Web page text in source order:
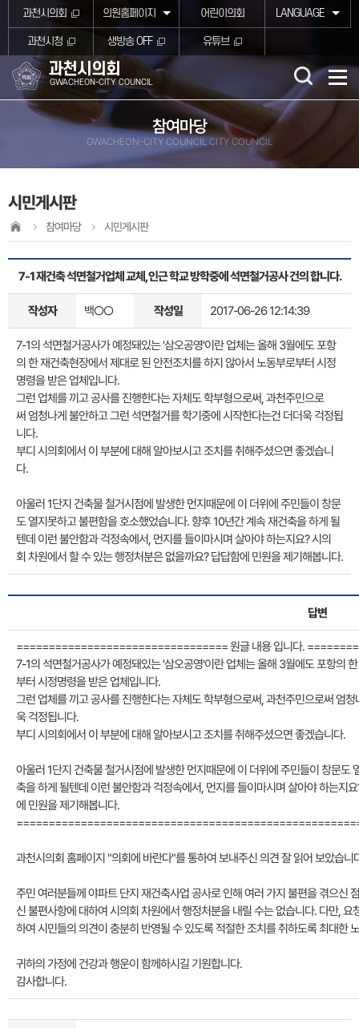
본문바로가기
과천시의회 의원홈페이지 어린이의회 LANGUAGE
과천시청 생방송 OFF 유튜브
과천시의회
GWACHEON-CITY COUNCIL
참여마당
GWACHEON-CITY COUNCIL CITY COUNCIL
시민게시판
참여마당 시민게시판
7-1 재건축 석면철거업체 교체, 인근 학교 방학중에 석면철거공사 건의 합니다.
작성자 백○○ 작성일 2017-06-26 12:14:39
7-1의 석면철거공사가 예정돼있는 '삼오공영'이란 업체는 올해 3월에도 포항
의 한 재건축현장에서 제대로 된 안전조치를 하지 않아서 노동부로부터 시정
명령을 받은 업체입니다.
그런 업체를 끼고 공사를 진행한다는 자체도 학부형으로써, 과천주민으로
써 엄청나게 불안하고 그런 석면철거를 학기중에 시작한다는건 더더욱 걱정됩
니다.
부디 시의회에서 이 부분에 대해 알아보시고 조치를 취해주셨으면 좋겠습니
다.
아울러 1단지 건축물 철거시점에 발생한 먼지때문에 이 더위에 주민들이 창문
도 열지못하고 불편함을 호소했었습니다. 향후 10년간 계속 재건축을 하게 될
텐데 이런 불안함과 걱정속에서, 먼지를 들이마시며 살아야 하는지요? 시의
회 차원에서 할 수 있는 행정처분은 없을까요? 답답함에 민원을 제기해봅니다.
답변
================================= 원글 내용 입니다.
7-1의 석면철거공사가 예정돼있는 '삼오공영'이란 업체는 올해 3월에도 포항의
부터 시정명령을 받은 업체입니다.
그런 업체를 끼고 공사를 진행한다는 자체도 학부형으로써, 과천주민으로써 엄
욱 걱정됩니다.
부디 시의회에서 이 부분에 대해 알아보시고 조치를 취해주셨으면 좋겠습니다.
아울러 1단지 건축물 철거시점에 발생한 먼지때문에 이 더위에 주민들이 창문
축을 하게 될텐데 이런 불안함과 걱정속에서, 먼지를 들이마시며 살아야 하는지
에 민원을 제기해봅니다.
과천시의회 홈페이지 "의회에 바란다"를 통하여 보내주신 의견 잘 읽어 보았습니
주민 여러분들께 야파트 단지 재건축사업 공사로 인해 여러 가지 불편을 겪으신
신 불편사항에 대하여 시의회 차원에서 행정처분을 내릴 수는 없습니다. 다만,
하여 시민들의 의견이 충분히 반영될 수 있도록 적절한 조치를 취하도록 최대한
귀하의 가정에 건강과 행운이 함께하시길 기원합니다.
감사합니다.